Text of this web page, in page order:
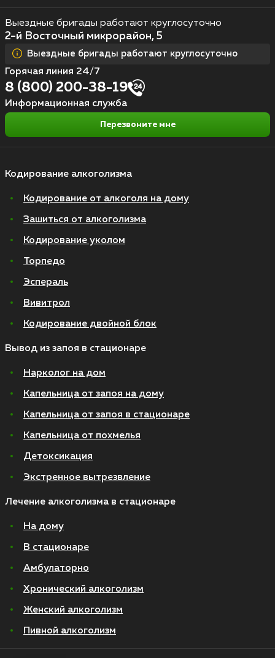
Кодирование алкоголизма
Кодирование от алкоголя на дому
Зашиться от алкоголизма
Кодирование уколом
Торпедо
Эспераль
Вивитрол
Кодирование двойной блок
Вывод из запоя в стационаре
Нарколог на дом
Капельница от запоя на дому
Капельница от запоя в стационаре
Капельница от похмелья
Детоксикация
Экстренное вытрезвление
Лечение алкоголизма в стационаре
На дому
В стационаре
Амбулаторно
Хронический алкоголизм
Женский алкоголизм
Пивной алкоголизм
Выездные бригады работают круглосуточно
2-й Восточный микрорайон, 5
Выездные бригады работают круглосуточно
Горячая линия 24/7
8 (800) 200-38-19
Информационная служба
Перезвоните мне